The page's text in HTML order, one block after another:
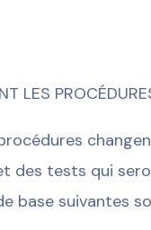
LES
des tests qui
base suivantes